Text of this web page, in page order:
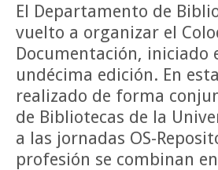
El Departamento de
vuelto a organizar el
Documentación, iniciado
undécima edición. En
realizado de forma
de Bibliotecas de la
a las jornadas OS-
profesión se combinan